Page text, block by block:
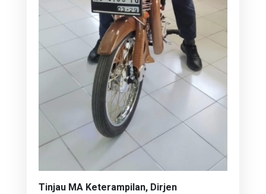
Tinjau MA Keterampilan, Dirjen